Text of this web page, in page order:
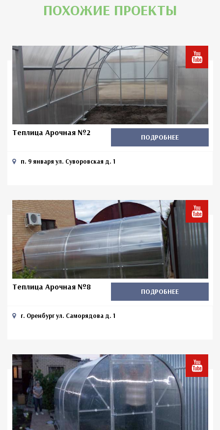
ПОХОЖИЕ ПРОЕКТЫ
Теплица Арочная №2 ПОДРОБНЕЕ
п. 9 января ул. Суворовская д. 1
Теплица Арочная №8 ПОДРОБНЕЕ
г. Оренбург ул. Саморядова д. 1